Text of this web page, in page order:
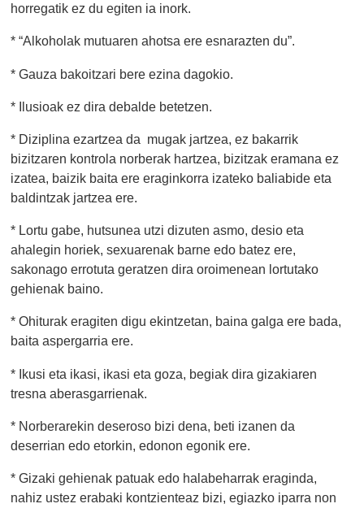
horregatik ez du egiten ia inork.
* “Alkoholak mutuaren ahotsa ere esnarazten du”.
* Gauza bakoitzari bere ezina dagokio.
* Ilusioak ez dira debalde betetzen.
* Diziplina ezartzea da mugak jartzea, ez bakarrik
bizitzaren kontrola norberak hartzea, bizitzak eramana ez
izatea, baizik baita ere eraginkorra izateko baliabide eta
baldintzak jartzea ere.
* Lortu gabe, hutsunea utzi dizuten asmo, desio eta
ahalegin horiek, sexuarenak barne edo batez ere,
sakonago errotuta geratzen dira oroimenean lortutako
gehienak baino.
* Ohiturak eragiten digu ekintzetan, baina galga ere bada,
baita aspergarria ere.
* Ikusi eta ikasi, ikasi eta goza, begiak dira gizakiaren
tresna aberasgarrienak.
* Norberarekin deseroso bizi dena, beti izanen da
deserrian edo etorkin, edonon egonik ere.
* Gizaki gehienak patuak edo halabeharrak eraginda,
nahiz ustez erabaki kontzienteaz bizi, egiazko iparra non